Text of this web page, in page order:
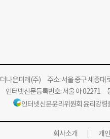
더나은미래(주)주소: 서울 중구 세종대
인터넷신문등록번호: 서울 아 02271
인터넷신문윤리위원회 윤리강령
회사소개 개